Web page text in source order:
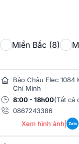
Miền Bắc (8)
Bảo Châu Elec 1084
Chí Minh
8:00 - 18h00(Tất cả
0867243386
Xem hình ảnh | Zalo